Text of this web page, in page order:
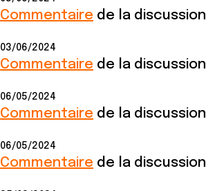
Commentaire de la discussion
03/06/2024
Commentaire de la discussion
06/05/2024
Commentaire de la discussion
06/05/2024
Commentaire de la discussion